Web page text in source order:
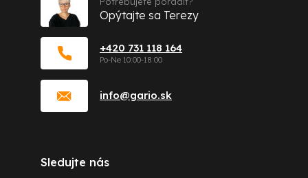
info@gario.sk
+420 731 118 164
Opýtajte sa Terezy
Sledujte nás